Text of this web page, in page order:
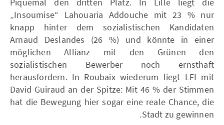
„Insoumise“ Lahouaria Addouche mit 23 % nur
knapp hinter dem sozialistischen Kandidaten
Arnaud Deslandes (26 %) und könnte in einer
möglichen Allianz mit den Grünen den
sozialistischen Bewerber noch ernsthaft
herausfordern. In Roubaix wiederum liegt LFI mit
David Guiraud an der Spitze: Mit 46 % der Stimmen
hat die Bewegung hier sogar eine reale Chance, die
Stadt zu gewinnen.